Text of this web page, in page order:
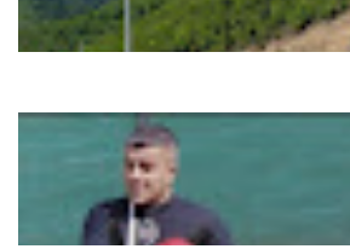
Adrenalin Tour On Neretva River